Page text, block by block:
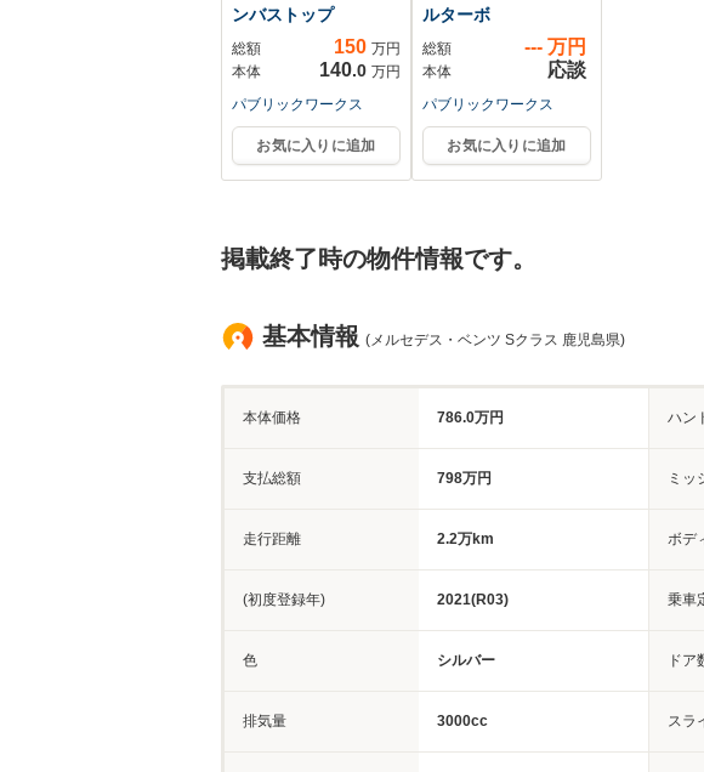
ンバストップ
総額 150 万円
本体
140.0 万円
パブリックワークス
お気に入りに追加
ルターボ
総額 --- 万円
本体 応談
パブリックワークス
お気に入りに追加
掲載終了時の物件情報です。
基本情報 (メルセデス・ベンツ Sクラス 鹿児島県)
本体価格 786.0万円 ハン
支払総額 798万円 ミッ
走行距離 2.2万km ボデ
(初度登録年) 2021(R03) 乗車
色 シルバー ドア
排気量 3000cc スラ